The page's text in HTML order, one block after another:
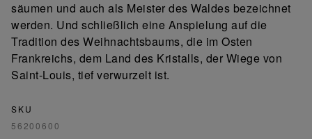
säumen und auch als Meister des Waldes bezeichnet
werden. Und schließlich eine Anspielung auf die
Tradition des Weihnachtsbaums, die im Osten
Frankreichs, dem Land des Kristalls, der Wiege von
Saint-Louis, tief verwurzelt ist.
SKU
56200600